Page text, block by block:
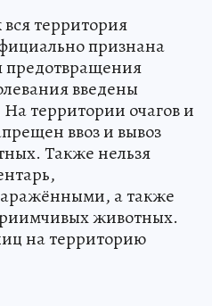
вся территория
признана
предотвращения
введены
территории очагов и
ввоз и вывоз
Также нельзя
а также
животных.
на территорию